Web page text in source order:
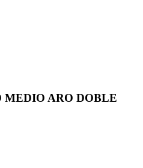
MEDIO ARO DOBLE